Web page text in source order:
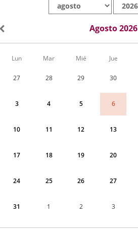
Agosto 2026
Calendario
correspondiente
Lun Mar Mié Jue
27 28 29 30
3 4 5 6
10 11 12 13
17 18 19 20
24 25 26 27
31 1 2 3